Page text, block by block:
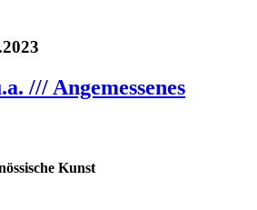
/// Angemessenes
Kunst